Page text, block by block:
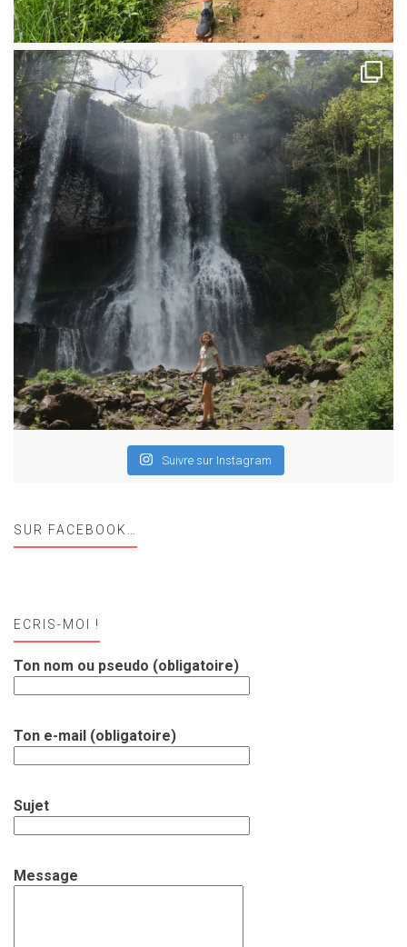
Suivre sur Instagram
SUR FACEBOOK…
ECRIS-MOI !
Ton nom ou pseudo (obligatoire)
Ton e-mail (obligatoire)
Sujet
Message